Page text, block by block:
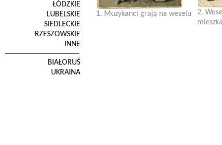
ŁÓDZKIE
LUBELSKIE
SIEDLECKIE
RZESZOWSKIE
INNE
BIAŁORUŚ
UKRAINA
1. Muzykanci grają na weselu
2.